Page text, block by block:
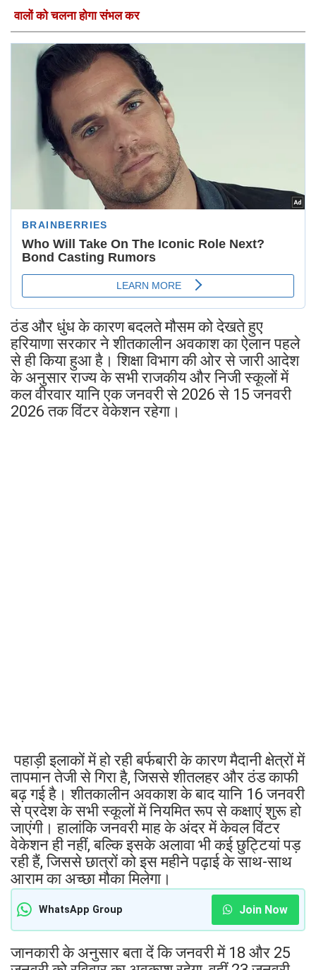
वालों को चलना होगा संभल कर
ठंड और धुंध के कारण बदलते मौसम को देखते हुए
हरियाणा सरकार ने शीतकालीन अवकाश का ऐलान पहले
से ही किया हुआ है। शिक्षा विभाग की ओर से जारी आदेश
के अनुसार राज्य के सभी राजकीय और निजी स्कूलों में
कल वीरवार यानि एक जनवरी से 2026 से 15 जनवरी
2026 तक विंटर वेकेशन रहेगा।
पहाड़ी इलाकों में हो रही बर्फबारी के कारण मैदानी क्षेत्रों में
तापमान तेजी से गिरा है, जिससे शीतलहर और ठंड काफी
बढ़ गई है। शीतकालीन अवकाश के बाद यानि 16 जनवरी
से प्रदेश के सभी स्कूलों में नियमित रूप से कक्षाएं शुरू हो
जाएंगी। हालांकि जनवरी माह के अंदर में केवल विंटर
वेकेशन ही नहीं, बल्कि इसके अलावा भी कई छुट्टियां पड़
रही हैं, जिससे छात्रों को इस महीने पढ़ाई के साथ-साथ
आराम का अच्छा मौका मिलेगा।
WhatsApp Group Join Now
जानकारी के अनुसार बता दें कि जनवरी में 18 और 25